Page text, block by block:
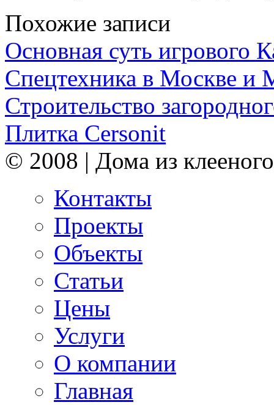
Похожие записи
Основная суть игрового
Спецтехника в Москве и
Строительство
Плитка Cersonit
© 2008 | Дома из
Контакты
Проекты
Объекты
Статьи
Цены
Услуги
О компании
Главная